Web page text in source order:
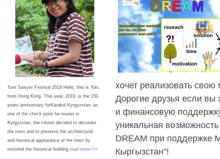
Tom Sawyer Festival 2019 Hello, this is Yuki,
from Hong Kong. This year, 2019, is the 150
years anniversary forKarakol Kyrgyzstan, as
one of the check point for tourist in
Kyrgyzstan, the citizen decided to decorate
the town and to preserve the architectural
and historical appearance of the town by
restored the historical building. read more>>>
хочет реализовать свою
Дорогие друзья если вы
и финансовую
уникальная
DREAM при поддержке
Кыргызстан"!